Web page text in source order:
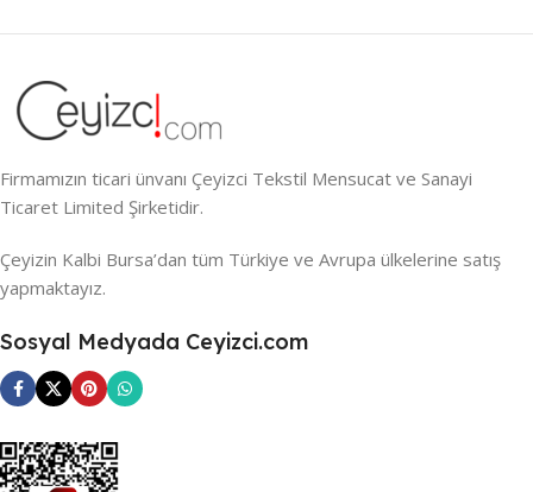
Firmamızın ticari ünvanı Çeyizci Tekstil Mensucat ve Sanayi
Ticaret Limited Şirketidir.
Çeyizin Kalbi Bursa’dan tüm Türkiye ve Avrupa ülkelerine satış
yapmaktayız.
Sosyal Medyada Ceyizci.com